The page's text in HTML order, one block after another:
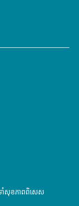
ទាំសុខភាពពិសេស